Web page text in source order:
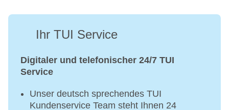
Ihr TUI Service
Digitaler und telefonischer 24/7 TUI
Service
Unser deutsch sprechendes TUI
Kundenservice Team steht Ihnen 24